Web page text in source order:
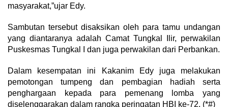
masyarakat,”ujar Edy.
Sambutan tersebut disaksikan oleh para tamu undangan
yang diantaranya adalah Camat Tungkal Ilir, perwakilan
Puskesmas Tungkal I dan juga perwakilan dari Perbankan.
Dalam kesempatan ini Kakanim Edy juga melakukan
pemotongan tumpeng dan pembagian hadiah serta
penghargaan kepada para pemenang lomba yang
diselenggarakan dalam rangka peringatan HBI ke-72. (*#)